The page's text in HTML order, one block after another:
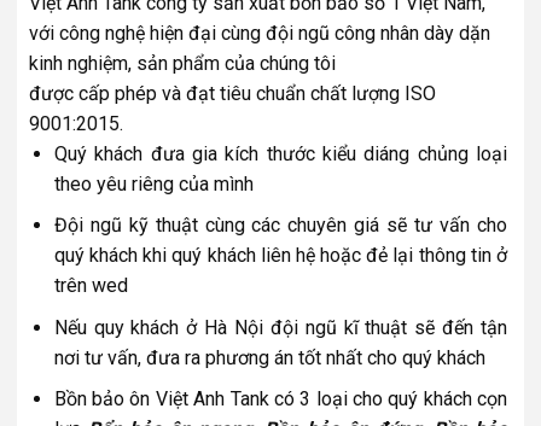
với công nghệ hiện đại cùng đội ngũ công nhân dày dặn
kinh nghiệm, sản phẩm của chúng tôi
được cấp phép và đạt tiêu chuẩn chất lượng ISO
9001:2015.
Quý khách đưa gia kích thước kiểu diáng chủng loại
theo yêu riêng của mình
Đội ngũ kỹ thuật cùng các chuyên giá sẽ tư vấn cho
quý khách khi quý khách liên hệ hoặc đẻ lại thông tin ở
trên wed
Nếu quy khách ở Hà Nội đội ngũ kĩ thuật sẽ đến tận
nơi tư vấn, đưa ra phương án tốt nhất cho quý khách
Bồn bảo ôn Việt Anh Tank có 3 loại cho quý khách cọn